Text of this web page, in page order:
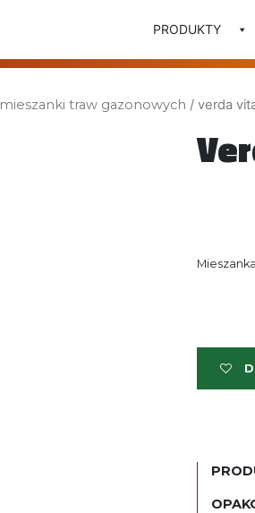
PRODUKTY
mieszanki traw gazonowych / verda